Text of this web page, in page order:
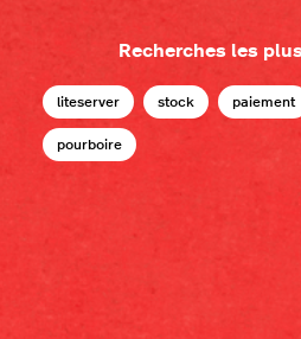
Recherches les
liteserver stock paiement
pourboire